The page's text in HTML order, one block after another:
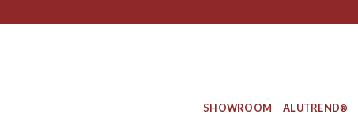
to
SHOWROOM ALUTREND®